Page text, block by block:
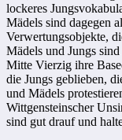
lockeres
Mädels sind dagegen
Verwertungsobjekte,
Mädels und Jungs
Mitte Vierzig ihre
die Jungs geblieben,
und Mädels
Wittgensteinscher
sind gut drauf und